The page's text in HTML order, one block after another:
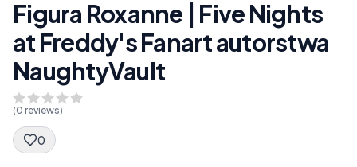
Figura Roxanne | Five Nights
at Freddy's Fanart autorstwa
NaughtyVault
(0 reviews)
0